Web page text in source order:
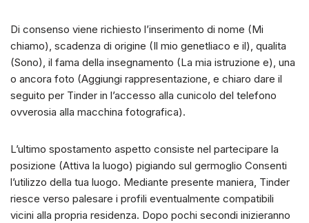
Di consenso viene richiesto l’inserimento di nome (Mi
chiamo), scadenza di origine (Il mio genetliaco e il), qualita
(Sono), il fama della insegnamento (La mia istruzione e), una
o ancora foto (Aggiungi rappresentazione, e chiaro dare il
seguito per Tinder in l’accesso alla cunicolo del telefono
ovverosia alla macchina fotografica).
L’ultimo spostamento aspetto consiste nel partecipare la
posizione (Attiva la luogo) pigiando sul germoglio Consenti
l’utilizzo della tua luogo. Mediante presente maniera, Tinder
riesce verso palesare i profili eventualmente compatibili
vicini alla propria residenza. Dopo pochi secondi inizieranno